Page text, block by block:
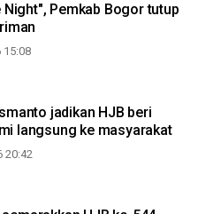
Night", Pemkab Bogor tutup
15:08
jadikan HJB beri
langsung ke masyarakat
20:42